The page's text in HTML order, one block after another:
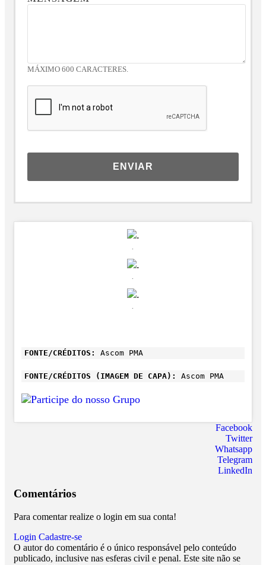
MÁXIMO 600 CARACTERES.
ENVIAR
FONTE/CRÉDITOS: Ascom PMA
FONTE/CRÉDITOS (IMAGEM DE CAPA): Ascom PMA
Facebook
Twitter
Whatsapp
Telegram
LinkedIn
Comentários
Para comentar realize o login em sua conta!
Login Cadastre-se
O autor do comentário é o único responsável pelo conteúdo
publicado, inclusive nas esferas civil e penal. Este site não se